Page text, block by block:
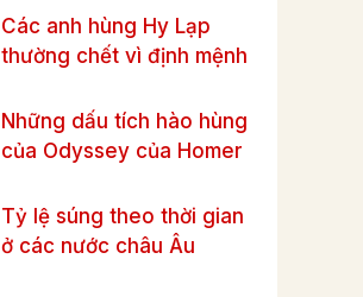
Các anh hùng Hy Lạp
thường chết vì định mệnh
Những dấu tích hào hùng
của Odyssey của Homer
Tỷ lệ súng theo thời gian
ở các nước châu Âu